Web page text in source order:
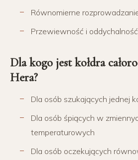
Równomierne
Przewiewność i
Dla kogo jest kołdra
Hera?
Dla osób szukających jednej
Dla osób śpiących w
temperaturowych
Dla osób oczekujących